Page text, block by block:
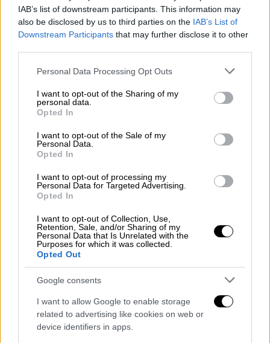
IAB’s list of downstream participants. This information may
also be disclosed by us to third parties on the IAB’s List of
Downstream Participants that may further disclose it to other
Please note that this website/app uses one or more Google
not limited to your visit or usage behaviour. You may click to
grant or deny consent to Google and its third-party tags to
use your data for below specified purposes in below Google
consent section.
Personal Data Processing Opt Outs
I want to opt-out of the Sharing of my
personal data.
Opted In
I want to opt-out of the Sale of my
Personal Data.
Opted In
I want to opt-out of processing my
Personal Data for Targeted Advertising.
Opted In
I want to opt-out of Collection, Use,
Retention, Sale, and/or Sharing of my
Personal Data that Is Unrelated with the
Purposes for which it was collected.
Opted Out
Google consents
I want to allow Google to enable storage
related to advertising like cookies on web or
device identifiers in apps.
επικράτειας) και τηςκαθαρής
μετανάστευσηςπου εκτιμάται σε16.355
άτομα(θετικό ισοζύγιο).
Απόψεις| 26.12.2023 07:12
πληθωρισμός των τιμών των
τροφίμων: Μία άγνωστη, ύπουλη
σχέση
πληθυσμός ηλικίας 0 - 14 ετών ανήλθε σε
13,4%του συνολικού πληθυσμού, έναντι
63,7%του πληθυσμού15- 64 ετώνκαι22,9%
του πληθυσμού 65 ετών και άνω
. Ο δείκτης
γήρανσης (πληθυσμός ηλικίας 65 ετών και
άνω προς τον πληθυσμό ηλικίας 0- 14 ετών)
ανήλθε σε171,8.